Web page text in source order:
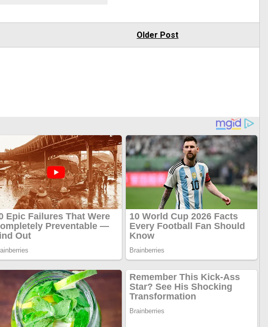
Older Post